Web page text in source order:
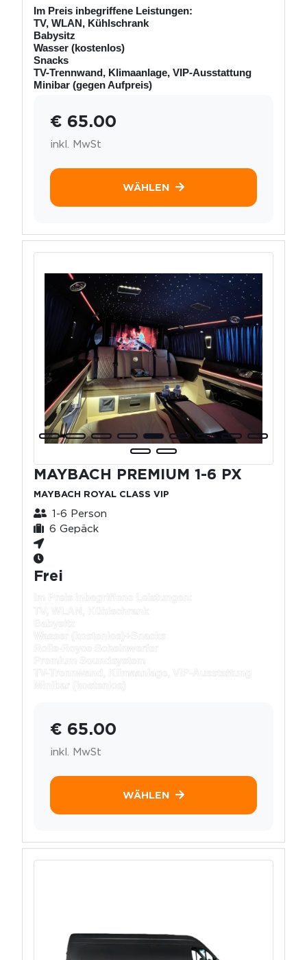
Im Preis inbegriffene Leistungen:
TV, WLAN, Kühlschrank
Babysitz
Wasser (kostenlos)
Snacks
TV-Trennwand, Klimaanlage, VIP-Ausstattung
Minibar (gegen Aufpreis)
€ 65.00
inkl. MwSt
WÄHLEN
MAYBACH PREMIUM 1-6 PX
MAYBACH ROYAL CLASS VIP
1-6 Person
6 Gepäck
Frei
TV, WLAN, Kühlschrank
Wasser (kostenlos)+
Rolls-Royce Scheinwerfer
TV-Trennwand, Klimaanlage, VIP-Ausstattung
Minibar (kostenlos)
€ 65.00
inkl. MwSt
WÄHLEN